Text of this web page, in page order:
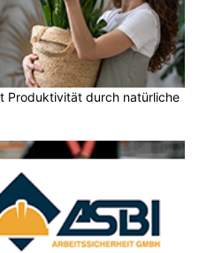
Produktivität durch natürliche